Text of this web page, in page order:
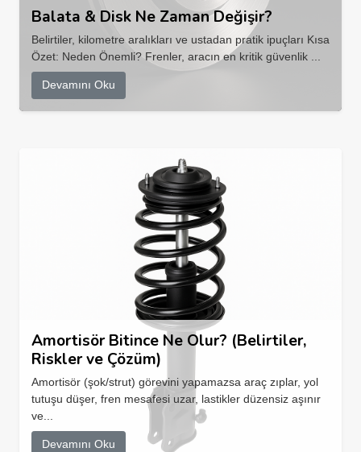
Balata & Disk Ne Zaman Değişir?
Belirtiler, kilometre aralıkları ve ustadan pratik ipuçları Kısa
Özet: Neden Önemli? Frenler, aracın en kritik güvenlik ...
Devamını Oku
Amortisör Bitince Ne Olur? (Belirtiler,
Riskler ve Çözüm)
Amortisör (şok/strut) görevini yapamazsa araç zıplar, yol
tutuşu düşer, fren mesafesi uzar, lastikler düzensiz aşınır
ve...
Devamını Oku